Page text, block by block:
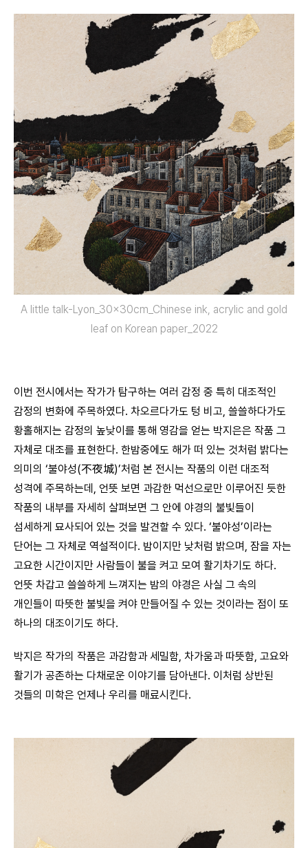
A little talk-Lyon_30x30cm_Chinese ink, acrylic and gold
leaf on Korean paper_2022
이번 전시에서는 작가가 탐구하는 여러 감정 중 특히 대조적인
감정의 변화에 주목하였다. 차오르다가도 텅 비고, 쓸쓸하다가도
황홀해지는 감정의 높낮이를 통해 영감을 얻는 박지은은 작품 그
자체로 대조를 표현한다. 한밤중에도 해가 떠 있는 것처럼 밝다는
의미의 ‘불야성(不夜城)’처럼 본 전시는 작품의 이런 대조적
성격에 주목하는데, 언뜻 보면 과감한 먹선으로만 이루어진 듯한
작품의 내부를 자세히 살펴보면 그 안에 야경의 불빛들이
섬세하게 묘사되어 있는 것을 발견할 수 있다. ‘불야성’이라는
단어는 그 자체로 역설적이다. 밤이지만 낮처럼 밝으며, 잠을 자는
고요한 시간이지만 사람들이 불을 켜고 모여 활기차기도 하다.
언뜻 차갑고 쓸쓸하게 느껴지는 밤의 야경은 사실 그 속의
개인들이 따뜻한 불빛을 켜야 만들어질 수 있는 것이라는 점이 또
하나의 대조이기도 하다.
박지은 작가의 작품은 과감함과 세밀함, 차가움과 따뜻함, 고요와
활기가 공존하는 다채로운 이야기를 담아낸다. 이처럼 상반된
것들의 미학은 언제나 우리를 매료시킨다.